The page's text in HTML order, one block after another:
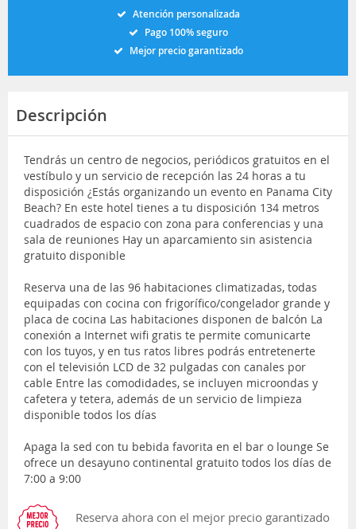
Atención personalizada
Pago 100% seguro
Mejor precio garantizado
Descripción
Tendrás un centro de negocios, periódicos gratuitos en el
vestíbulo y un servicio de recepción las 24 horas a tu
disposición ¿Estás organizando un evento en Panama City
Beach? En este hotel tienes a tu disposición 134 metros
cuadrados de espacio con zona para conferencias y una
sala de reuniones Hay un aparcamiento sin asistencia
gratuito disponible
Reserva una de las 96 habitaciones climatizadas, todas
equipadas con cocina con frigorífico/congelador grande y
placa de cocina Las habitaciones disponen de balcón La
conexión a Internet wifi gratis te permite comunicarte
con los tuyos, y en tus ratos libres podrás entretenerte
con el televisión LCD de 32 pulgadas con canales por
cable Entre las comodidades, se incluyen microondas y
cafetera y tetera, además de un servicio de limpieza
disponible todos los días
Apaga la sed con tu bebida favorita en el bar o lounge Se
ofrece un desayuno continental gratuito todos los días de
7:00 a 9:00
Reserva ahora con el mejor precio garantizado